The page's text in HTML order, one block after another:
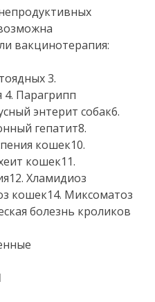
вакцинотерапия:
3.
4. Парагрипп
энтерит собак6.
гепатит8.
кошек10.
кошек11.
Хламидиоз
кошек14. Миксоматоз
болезнь кроликов